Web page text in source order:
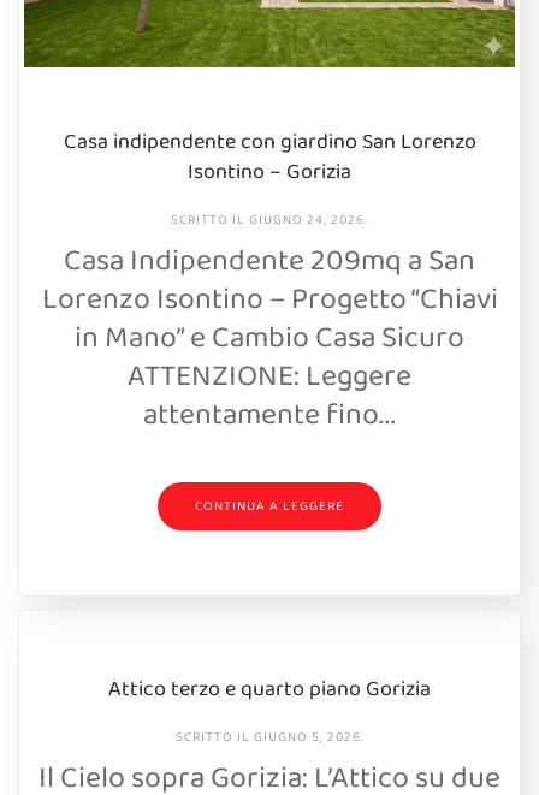
Casa indipendente con giardino San Lorenzo
Isontino – Gorizia
SCRITTO IL GIUGNO 24, 2026.
Casa Indipendente 209mq a San
Lorenzo Isontino – Progetto “Chiavi
in Mano” e Cambio Casa Sicuro
ATTENZIONE: Leggere
attentamente fino...
CONTINUA A LEGGERE
Attico terzo e quarto piano Gorizia
SCRITTO IL GIUGNO 5, 2026.
Il Cielo sopra Gorizia: L’Attico su due